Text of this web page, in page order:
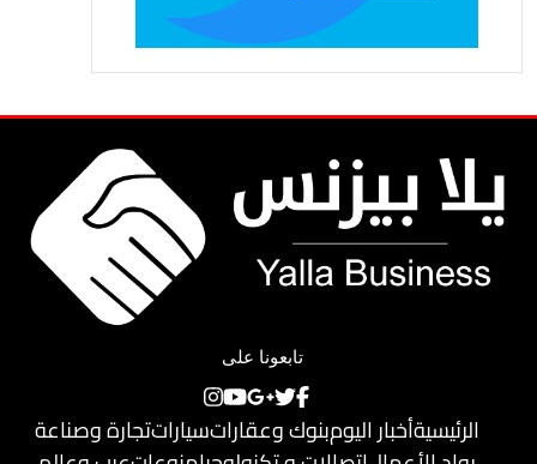
تابعونا على
الرئيسيةأخبار اليومبنوك وعقاراتسياراتتجارة وصناعة